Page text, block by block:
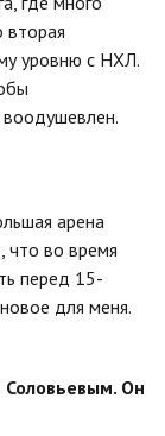
вторая
уровню с НХЛ.
воодушевлен.
арена
что во время
перед 15-
для меня.
Соловьевым. Он